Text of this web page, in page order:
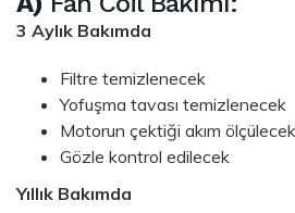
3 Aylık Bakımda
Filtre temizlenecek
Yofuşma tavası temizlenecek
Motorun çektiği akım ölçülecek
Gözle kontrol edilecek
Yıllık Bakımda